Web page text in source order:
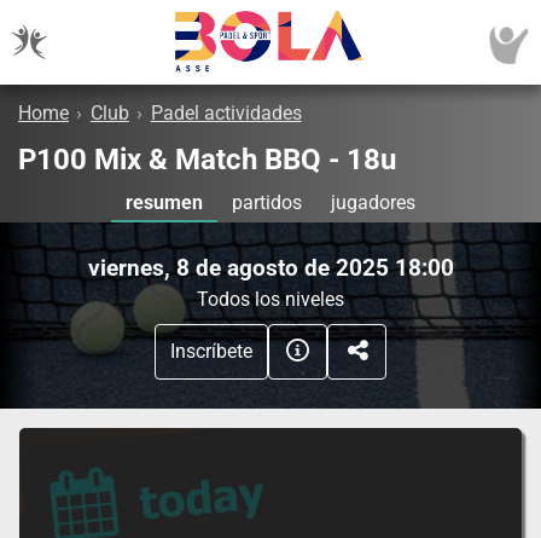
Home › Club › Padel actividades
P100 Mix & Match BBQ - 18u
resumen partidos jugadores
viernes, 8 de agosto de 2025 18:00
Todos los niveles
Inscríbete